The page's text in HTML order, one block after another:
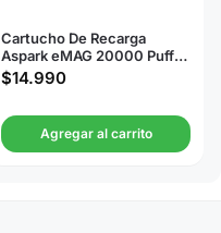
Cartucho De Recarga
Aspark eMAG 20000 Puffs
Watermelon Ice
$14.990
Agregar al carrito